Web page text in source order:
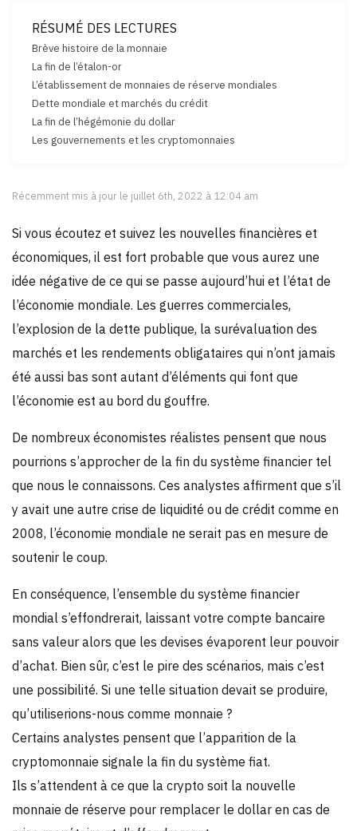
RÉSUMÉ DES LECTURES
Brève histoire de la monnaie
La fin de l’étalon-or
L’établissement de monnaies de réserve mondiales
Dette mondiale et marchés du crédit
La fin de l’hégémonie du dollar
Les gouvernements et les cryptomonnaies
Récemment mis à jour le juillet 6th, 2022 à 12:04 am
Si vous écoutez et suivez les nouvelles financières et
économiques, il est fort probable que vous aurez une
idée négative de ce qui se passe aujourd’hui et l’état de
l’économie mondiale. Les guerres commerciales,
l’explosion de la dette publique, la surévaluation des
marchés et les rendements obligataires qui n’ont jamais
été aussi bas sont autant d’éléments qui font que
l’économie est au bord du gouffre.
De nombreux économistes réalistes pensent que nous
pourrions s’approcher de la fin du système financier tel
que nous le connaissons. Ces analystes affirment que s’il
y avait une autre crise de liquidité ou de crédit comme en
2008, l’économie mondiale ne serait pas en mesure de
soutenir le coup.
En conséquence, l’ensemble du système financier
mondial s’effondrerait, laissant votre compte bancaire
sans valeur alors que les devises évaporent leur pouvoir
d’achat. Bien sûr, c’est le pire des scénarios, mais c’est
une possibilité. Si une telle situation devait se produire,
qu’utiliserions-nous comme monnaie ?
Certains analystes pensent que l’apparition de la
cryptomonnaie signale la fin du système fiat.
Ils s’attendent à ce que la crypto soit la nouvelle
monnaie de réserve pour remplacer le dollar en cas de